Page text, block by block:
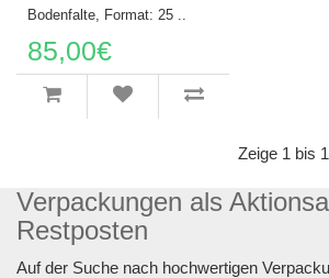
Bodenfalte, Format: 25 ..
85,00€
Zeige 1 bis
Verpackungen als
Restposten
Auf der Suche nach hochwertigen